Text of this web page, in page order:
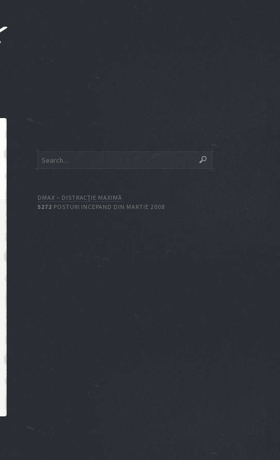
DMAX – DISTRACŢIE MAXIMĂ
5272 POSTURI INCEPAND DIN MARTIE 2008